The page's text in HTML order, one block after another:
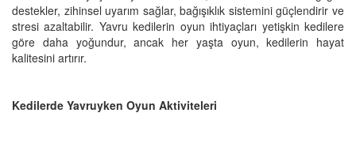
destekler, zihinsel uyarım sağlar, bağışıklık sistemini güçlendirir ve
stresi azaltabilir. Yavru kedilerin oyun ihtiyaçları yetişkin kedilere
göre daha yoğundur, ancak her yaşta oyun, kedilerin hayat
kalitesini artırır.
Kedilerde Yavruyken Oyun Aktiviteleri